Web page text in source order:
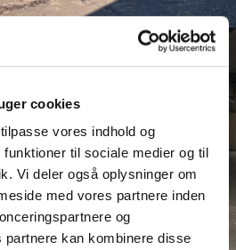
cookies
vores indhold og
til sociale medier og til
Vi deler også oplysninger om
med vores partnere inden
og
partnere kan kombinere disse